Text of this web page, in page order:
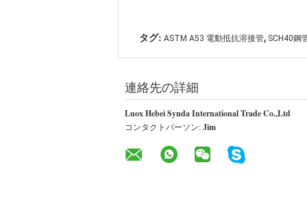
タグ: ASTM A53 電動抵抗溶接管, SCH40鋼
連絡先の詳細
Luox Hebei Synda International Trade Co.,Ltd
コンタクトパーソン: Jim